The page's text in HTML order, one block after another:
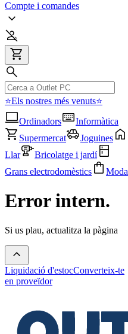
Compte i comandes
⭐Els nostres més venuts⭐
Ordinadors
Informàtica
Supermercat
Joguines
Llar
Bricolatge i jardí
Grans electrodomèstics
Moda
Error intern.
Si us plau, actualitza la pàgina
Liquidació d'estocConverteix-te
en proveïdor